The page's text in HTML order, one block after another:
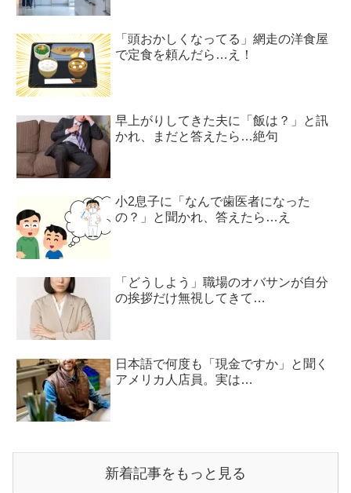
「頭おかしくなってる」網走の洋食屋
で定食を頼んだら…え！
早上がりしてきた夫に「飯は？」と訊
かれ、まだと答えたら…絶句
小2息子に「なんで歯医者になった
の？」と聞かれ、答えたら…え
「どうしよう」職場のオバサンが自分
の挨拶だけ無視してきて…
日本語で何度も「現金ですか」と聞く
アメリカ人店員。実は…
新着記事をもっと見る